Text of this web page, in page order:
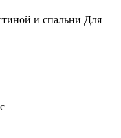
и спальни Для